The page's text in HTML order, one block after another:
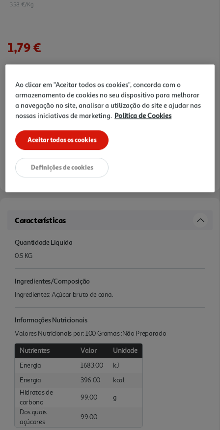
3.58 €/Kg
1,79 €
Características
Quantidade Liquida
0.5 KG
Ingredientes/Composição
Ingredientes: Açúcar bruto de cana.
Informações Nutricionais
Valores Nutricionais por: 100 Gramas :Não Preparado
Nutrientes Valor
Unidade
Energia
1683.00
kJ
Energia
396.00
kcal
Hidratos de
carbono
99.00
g
Dos quais
açúcares
99.00
Ao clicar em "Aceitar todos os cookies", concorda com o
armazenamento de cookies no seu dispositivo para melhorar
a navegação no site, analisar a utilização do site e ajudar nas
nossas iniciativas de marketing. Política de Cookies
Aceitar todos os cookies
Definições de cookies